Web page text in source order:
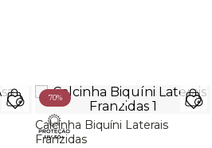
70%
Calcinha Biquíni Laterais
Franzidas